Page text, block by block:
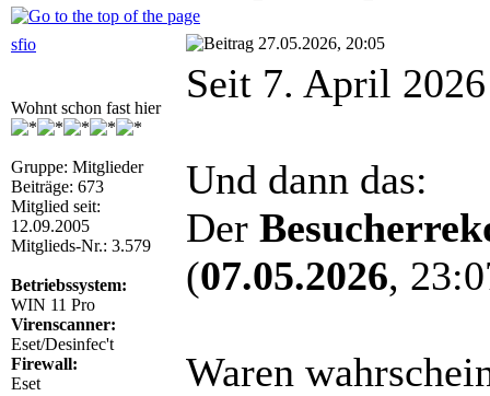
sfio 27.05.2026, 20:05
Wohnt schon fast hier
Gruppe: Mitglieder
Beiträge: 673
Mitglied seit:
12.09.2005
Mitglieds-Nr.: 3.579
Betriebssystem:
WIN 11 Pro
Virenscanner:
Eset/Desinfec't
Firewall:
Eset
Seit 7. April
Und dann das:
Der
(07.05.2026,
Waren